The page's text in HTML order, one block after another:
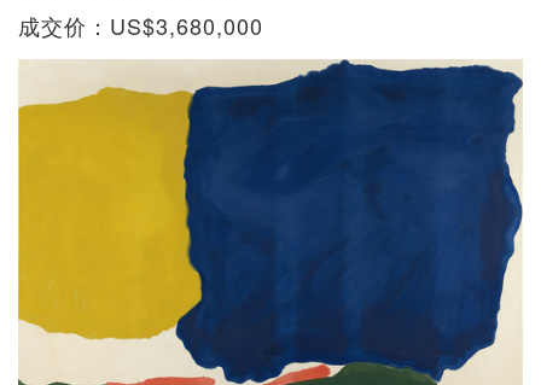
成交价：US$3,680,000